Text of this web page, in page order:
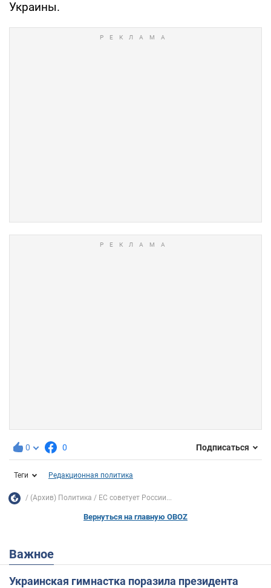
Украины.
0 0 Подписаться
Теги Редакционная политика
(Архив) Политика ЕС советует России...
Вернуться на главную OBOZ
Важное
Украинская гимнастка поразила президента